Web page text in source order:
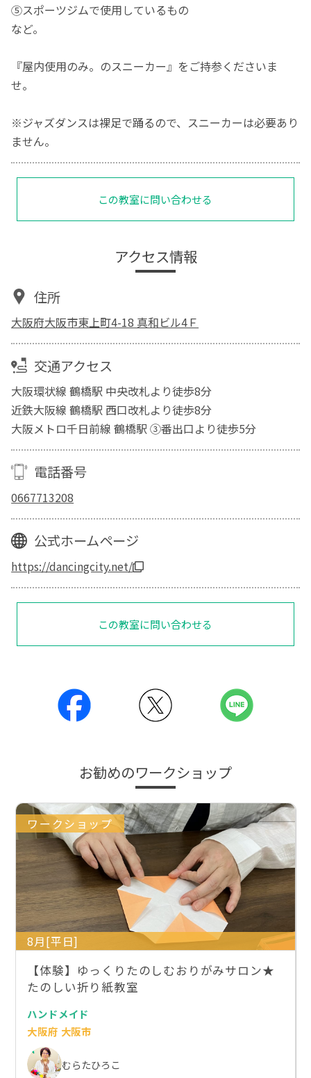
⑤スポーツジムで使用しているもの
など。
『屋内使用のみ。のスニーカー』をご持参くださいま
せ。
※ジャズダンスは裸足で踊るので、スニーカーは必要あり
ません。
この教室に問い合わせる
アクセス情報
住所
大阪府大阪市東上町4-18 真和ビル4Ｆ
交通アクセス
大阪環状線 鶴橋駅 中央改札より徒歩8分
近鉄大阪線 鶴橋駅 西口改札より徒歩8分
大阪メトロ千日前線 鶴橋駅 ③番出口より徒歩5分
電話番号
0667713208
公式ホームページ
https://dancingcity.net/
この教室に問い合わせる
お勧めのワークショップ
ワークショップ
8月[平日]
【体験】ゆっくりたのしむおりがみサロン★
たのしい折り紙教室
ハンドメイド
大阪府 大阪市
むらたひろこ